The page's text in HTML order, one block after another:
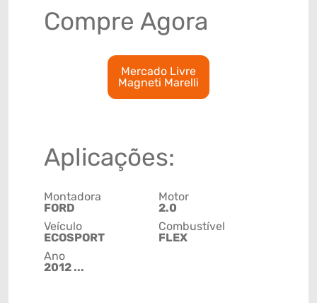
Compre Agora
Mercado Livre
Magneti Marelli
Aplicações:
Montadora
FORD
Veículo
ECOSPORT
Ano
2012 ...
Motor
2.0
Combustível
FLEX